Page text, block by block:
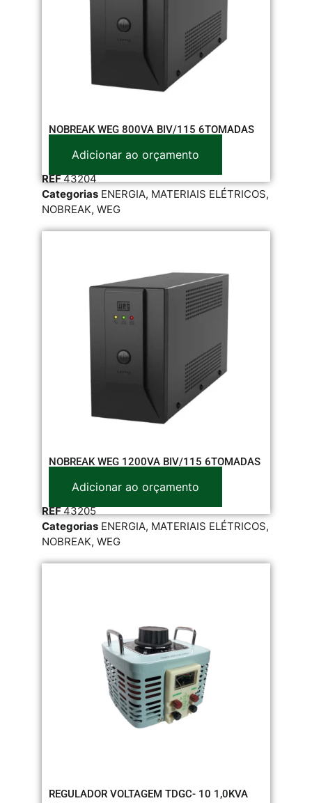
NOBREAK WEG 800VA BIV/115 6TOMADAS
Adicionar ao orçamento
REF43204
Categorias ENERGIA, MATERIAIS ELÉTRICOS,
NOBREAK, WEG
NOBREAK WEG 1200VA BIV/115 6TOMADAS
Adicionar ao orçamento
REF43205
Categorias ENERGIA, MATERIAIS ELÉTRICOS,
NOBREAK, WEG
REGULADOR VOLTAGEM TDGC- 10 1,0KVA